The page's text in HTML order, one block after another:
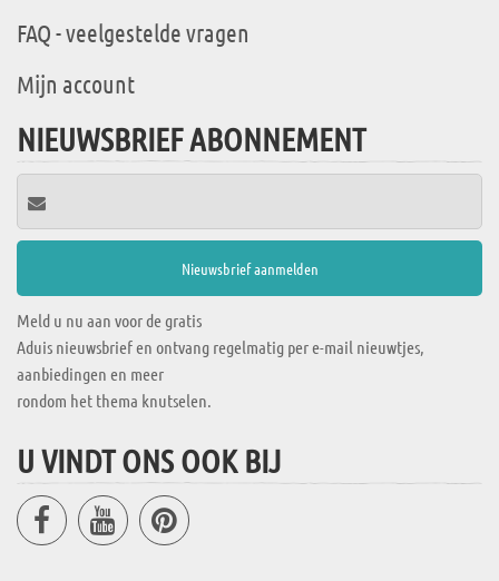
FAQ - veelgestelde vragen
Mijn account
NIEUWSBRIEF ABONNEMENT
Meld u nu aan voor de gratis
Aduis nieuwsbrief en ontvang regelmatig per e-mail nieuwtjes,
aanbiedingen en meer
rondom het thema knutselen.
U VINDT ONS OOK BIJ